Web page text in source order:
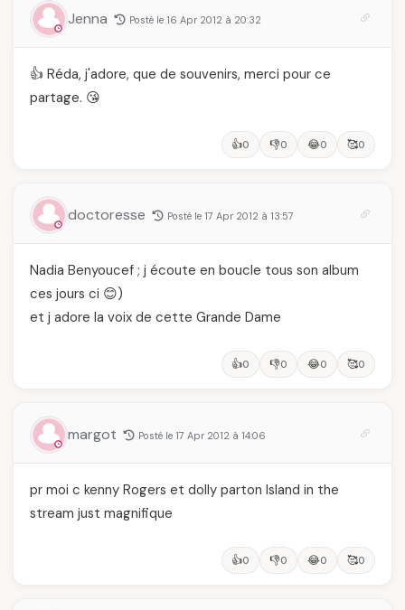
Jenna Posté le 16 Apr 2012 à 20:32
👍 Réda, j'adore, que de souvenirs, merci pour ce
partage. 😘
👍0 👎0 😂0 🥰0
doctoresse Posté le 17 Apr 2012 à 13:57
Nadia Benyoucef ; j écoute en boucle tous son album
ces jours ci 😊)
et j adore la voix de cette Grande Dame
👍0 👎0 😂0 🥰0
margot Posté le 17 Apr 2012 à 14:06
pr moi c kenny Rogers et dolly parton Island in the
stream just magnifique
👍0 👎0 😂0 🥰0